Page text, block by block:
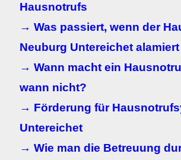
Hausnotrufs
→ Was passiert, wenn der
Neuburg Untereichet
→ Wann macht ein
wann nicht?
→ Förderung für
Untereichet
→ Wie man die Betreuung